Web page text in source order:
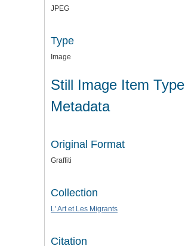
JPEG
Type
Image
Still Image Item Type
Metadata
Original Format
Graffiti
Collection
L' Art et Les Migrants
Citation